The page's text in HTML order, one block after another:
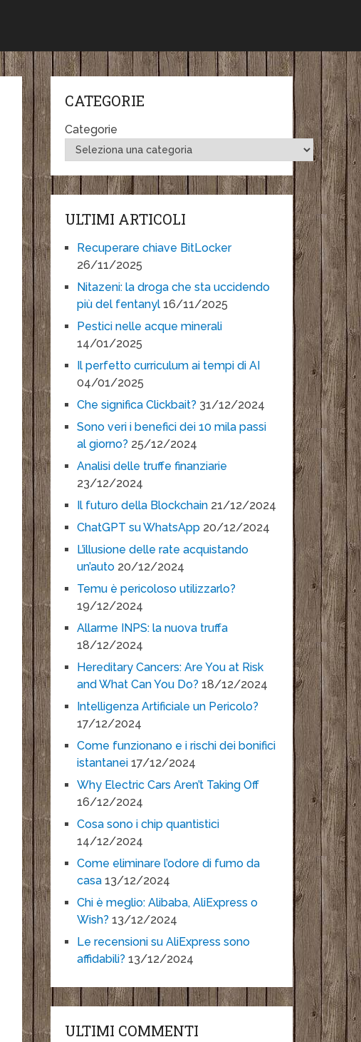
CATEGORIE
Categorie
ULTIMI ARTICOLI
Recuperare chiave BitLocker
26/11/2025
Nitazeni: la droga che sta uccidendo
più del fentanyl 16/11/2025
Pestici nelle acque minerali
14/01/2025
Il perfetto curriculum ai tempi di AI
04/01/2025
Che significa Clickbait? 31/12/2024
Sono veri i benefici dei 10 mila passi
al giorno? 25/12/2024
Analisi delle truffe finanziarie
23/12/2024
Il futuro della Blockchain 21/12/2024
ChatGPT su WhatsApp 20/12/2024
L’illusione delle rate acquistando
un’auto 20/12/2024
Temu è pericoloso utilizzarlo?
19/12/2024
Allarme INPS: la nuova truffa
18/12/2024
Hereditary Cancers: Are You at Risk
and What Can You Do? 18/12/2024
Intelligenza Artificiale un Pericolo?
17/12/2024
Come funzionano e i rischi dei bonifici
istantanei 17/12/2024
Why Electric Cars Aren’t Taking Off
16/12/2024
Cosa sono i chip quantistici
14/12/2024
Come eliminare l’odore di fumo da
casa 13/12/2024
Chi è meglio: Alibaba, AliExpress o
Wish? 13/12/2024
Le recensioni su AliExpress sono
affidabili? 13/12/2024
ULTIMI COMMENTI